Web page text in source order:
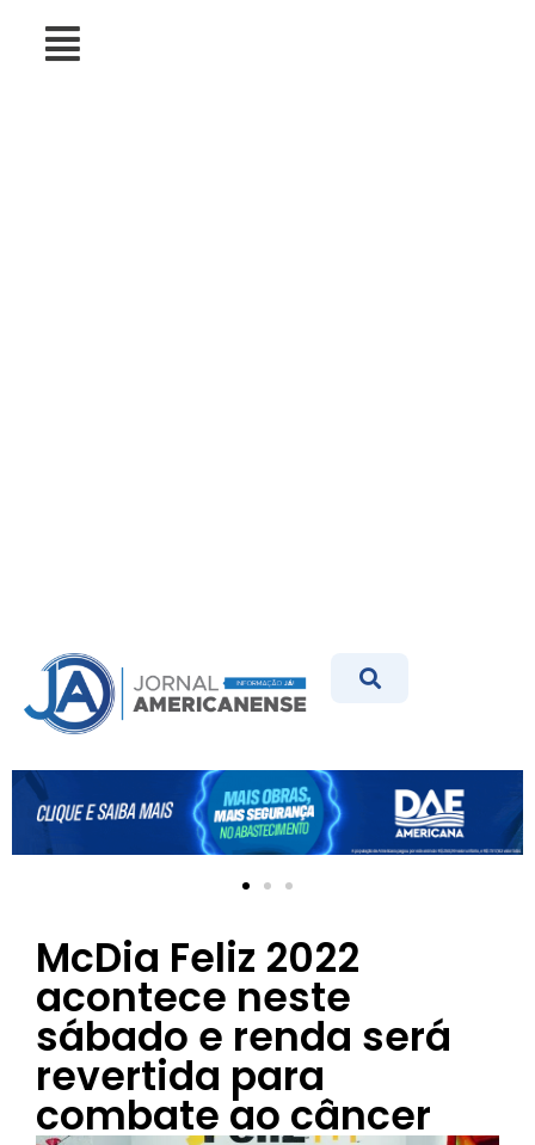
McDia Feliz 2022
acontece neste
sábado e renda será
revertida para
combate ao câncer